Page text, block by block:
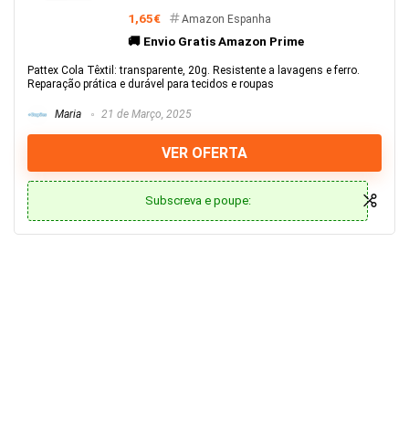
1,65€ Amazon Espanha
🚚 Envio Gratis Amazon Prime
Pattex Cola Têxtil: transparente, 20g. Resistente a lavagens e ferro.
Reparação prática e durável para tecidos e roupas
Maria 21 de Março, 2025
VER OFERTA
Subscreva e poupe: